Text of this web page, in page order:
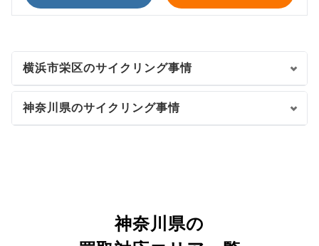
横浜市栄区のサイクリング事情
神奈川県のサイクリング事情
神奈川県の